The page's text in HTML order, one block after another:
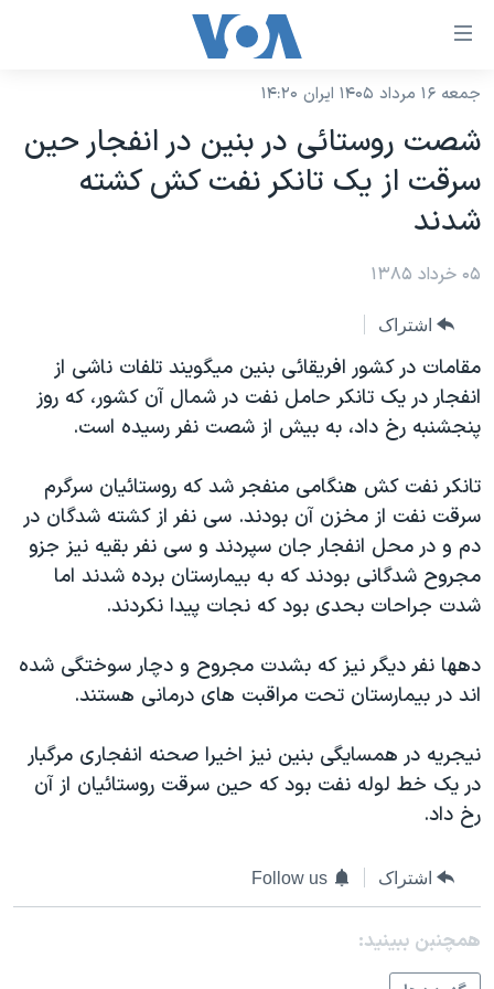
لینکهای
دسترسی
جهش
محتوای
اصلی
به
صفحه
جهش
به
جستجو
نسخه سبک وب‌سایت
موضوع ها
آمریکا
جهان
ورزشی
گزیده‌ها
ویژه برنامه‌ها
ویدیوها
فرهنگ و زندگی
حقوق شهروندی
اقتصادی
اسرائیل در جنگ
آرشیو پخش زنده
برنامه های تلویزیونی
جدول برنامه ها
صفحه‌های ویژه
جام جهانی ۲۰۲۶
عملیات خشم حماسی
۲۵۰سالگی آمریکا
بایگانی برنامه‌های تلویزیونی
مستندها
انتخابات ریاست جمهوری آمریکا ۲۰۲۴
حمله جمهوری اسلامی به اسرائیل
ورزش زنان در ایران
مجموعه مستندهای دادخواهی
تریبونال مردمی آبان ۹۸
چهل سال گروگان‌گیری
قانون شفافیت دارائی کادر رهبری ایران
اعتراضات مردمی آبان ۹۸
فرکانس‌های صدای آمریکا
پخش رادیویی
دنبال کنید
زبانهای مختلف
جمعه ۱۶ مرداد ۱۴۰۵ ایران ۱۴:۲۰
شصت روستائی در بنين در انفجار حين
سرقت از يک تانکر نفت کش کشته
شدند
۰۵ خرداد ۱۳۸۵
اشتراک
مقامات در کشور افريقائی بنين ميگويند تلفات ناشی از
انفجار در يک تانکر حامل نفت در شمال آن کشور، که روز
پنجشنبه رخ داد، به بيش از شصت نفر رسيده است.
تانکر نفت کش هنگامی منفجر شد که روستائيان سرگرم
سرقت نفت از مخزن آن بودند. سی نفر از کشته شدگان در
دم و در محل انفجار جان سپردند و سی نفر بقيه نيز جزو
مجروح شدگانی بودند که به بيمارستان برده شدند اما
شدت جراحات بحدی بود که نجات پيدا نکردند.
دهها نفر ديگر نيز که بشدت مجروح و دچار سوختگی شده
اند در بيمارستان تحت مراقبت های درمانی هستند.
نيجريه در همسايگی بنين نيز اخيرا صحنه انفجاری مرگبار
در يک خط لوله نفت بود که حين سرقت روستائيان از آن
رخ داد.
اشتراک Follow us
همچنبن ببینید: